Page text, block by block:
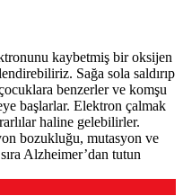
kaybetmiş bir oksijen
Sağa sola saldırıp
benzerler ve komşu
başlarlar. Elektron çalmak
haline gelebilirler.
bozukluğu, mutasyon ve
Alzheimer’dan tutun